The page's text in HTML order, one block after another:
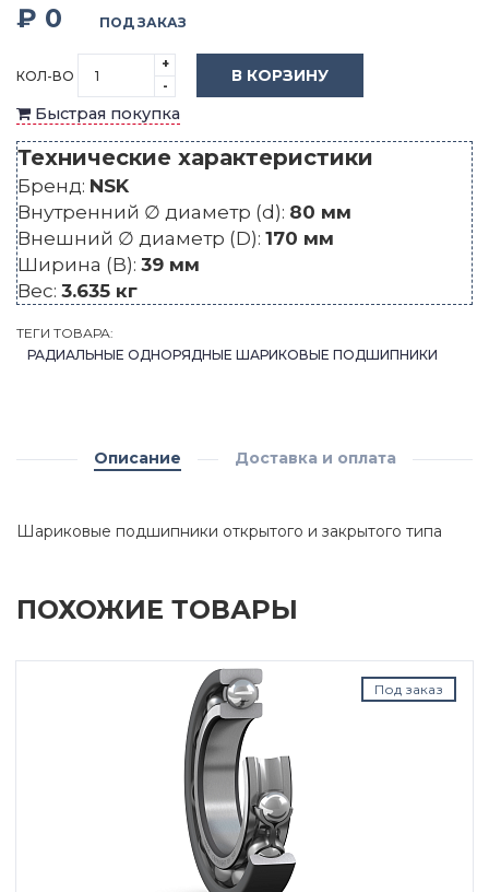
₽ 0 ПОД ЗАКАЗ
КОЛ-ВО
+
-
В КОРЗИНУ
Быстрая покупка
Технические характеристики
Бренд: NSK
Внутренний ∅ диаметр (d): 80 мм
Внешний ∅ диаметр (D): 170 мм
Ширина (B): 39 мм
Вес: 3.635 кг
ТЕГИ ТОВАРА:
РАДИАЛЬНЫЕ ОДНОРЯДНЫЕ ШАРИКОВЫЕ ПОДШИПНИКИ
Описание Доставка и оплата
Шариковые подшипники открытого и закрытого типа
ПОХОЖИЕ ТОВАРЫ
Под заказ